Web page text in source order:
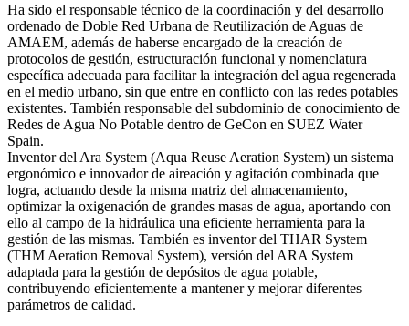
Ha sido el responsable técnico de la coordinación y del desarrollo
ordenado de Doble Red Urbana de Reutilización de Aguas de
AMAEM, además de haberse encargado de la creación de
protocolos de gestión, estructuración funcional y nomenclatura
específica adecuada para facilitar la integración del agua regenerada
en el medio urbano, sin que entre en conflicto con las redes potables
existentes. También responsable del subdominio de conocimiento de
Redes de Agua No Potable dentro de GeCon en SUEZ Water
Spain.
Inventor del Ara System (Aqua Reuse Aeration System) un sistema
ergonómico e innovador de aireación y agitación combinada que
logra, actuando desde la misma matriz del almacenamiento,
optimizar la oxigenación de grandes masas de agua, aportando con
ello al campo de la hidráulica una eficiente herramienta para la
gestión de las mismas. También es inventor del THAR System
(THM Aeration Removal System), versión del ARA System
adaptada para la gestión de depósitos de agua potable,
contribuyendo eficientemente a mantener y mejorar diferentes
parámetros de calidad.